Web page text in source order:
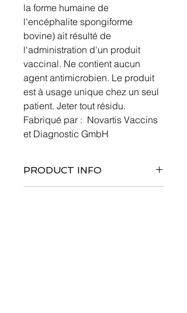
la forme humaine de
l'encéphalite spongiforme
bovine) ait résulté de
l'administration d'un produit
vaccinal. Ne contient aucun
agent antimicrobien. Le produit
est à usage unique chez un seul
patient. Jeter tout résidu.
Fabriqué par : Novartis Vaccins
et Diagnostic GmbH
PRODUCT INFO